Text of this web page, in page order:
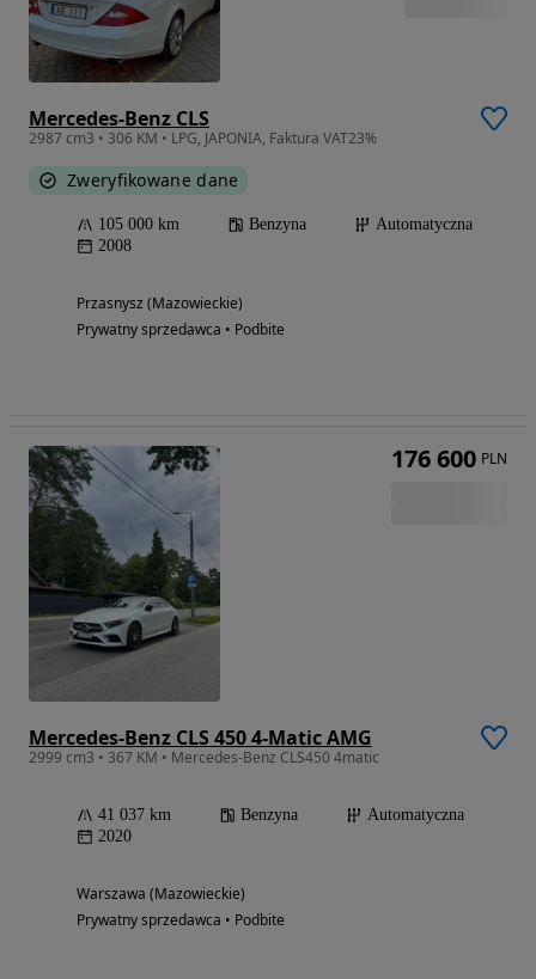
Mercedes-Benz CLS
2987 cm3 • 306 KM • LPG, JAPONIA, Faktura VAT23%
Zweryfikowane dane
105 000 km Benzyna
Automatyczna
2008
Przasnysz (Mazowieckie)
Prywatny sprzedawca • Podbite
Mercedes-Benz CLS 450 4-Matic AMG
2999 cm3 • 367 KM • Mercedes-Benz CLS450 4matic
41 037 km Benzyna
Automatyczna
2020
Warszawa (Mazowieckie)
Prywatny sprzedawca • Podbite
176 600 PLN